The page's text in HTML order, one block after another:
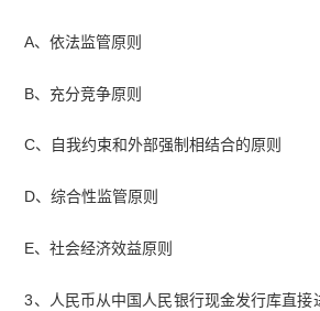
A、依法监管原则
B、充分竞争原则
C、自我约束和外部强制相结合的原则
D、综合性监管原则
E、社会经济效益原则
3、人民币从中国人民银行现金发行库直接